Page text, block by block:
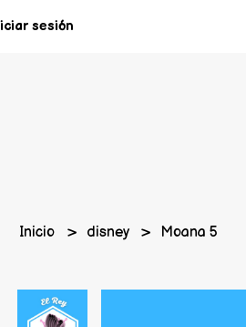
sesión
Inicio disney Moana 5